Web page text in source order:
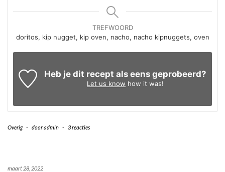
TREFWOORD
doritos, kip nugget, kip oven, nacho, nacho kipnuggets, oven
Heb je dit recept als eens geprobeerd?
Let us know how it was!
Overig - dooradmin - 3 reacties
maart 28, 2022